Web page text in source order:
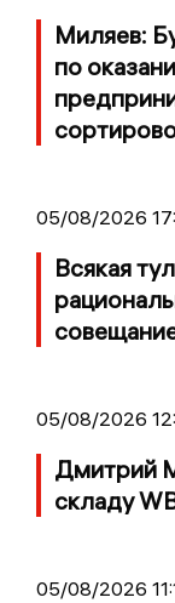
Миляев:
по
05/08/2026
Всякая
05/08/2026
Дмитрий
складу
05/08/2026